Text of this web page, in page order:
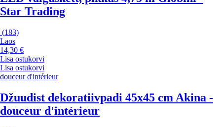
Star Trading
(183)
Laos
14,30 €
Lisa ostukorvi
Lisa ostukorvi
douceur d'intérieur
Džuudist dekoratiivpadi 45x45 cm Akina -
douceur d'intérieur